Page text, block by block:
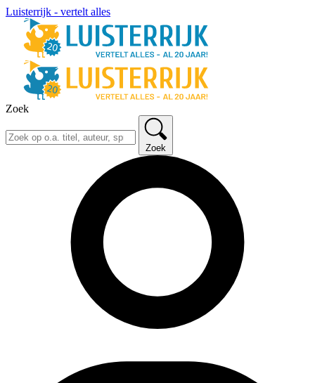
Luisterrijk - vertelt alles
Zoek
Zoek